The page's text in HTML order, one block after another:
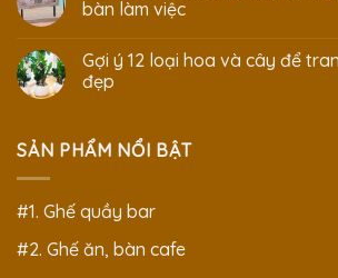
bàn làm việc
Gợi ý 12 loại hoa và cây để
đẹp
SẢN PHẨM NỔI BẬT
#1. Ghế quầy bar
#2. Ghế ăn, bàn cafe